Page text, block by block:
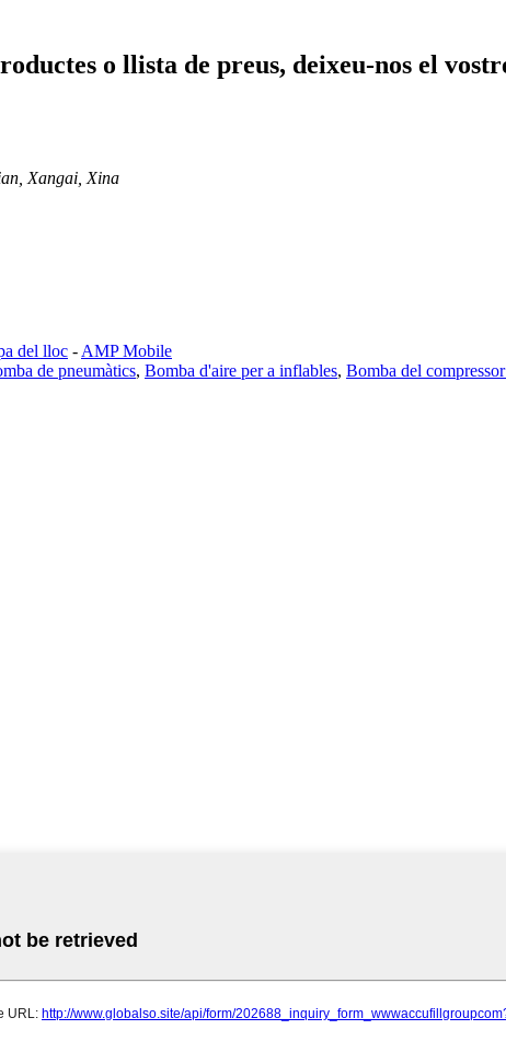
o llista de preus, deixeu-nos el
Xangai, Xina
del lloc - AMP Mobile
de pneumàtics, Bomba d'aire per a inflables, Bomba del